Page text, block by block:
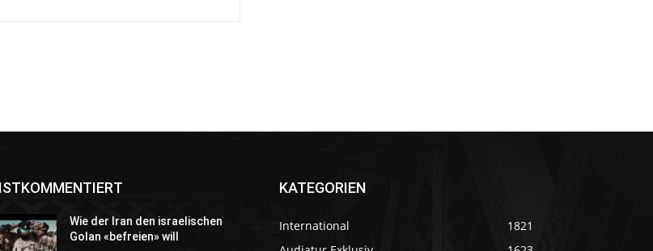
Wie der Iran den israelischen
Golan «befreien» will
KATEGORIEN
International
1821